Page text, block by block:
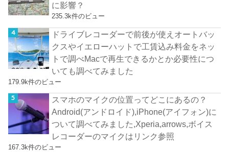
に影響？
235.3k件のビュー
ドライブレコーダーで前後が使えオートバッ
クスやイエローハットで工賃込み料金をネッ
トで調べMacで再生できるかとか必要性につ
いても調べてみました
179.9k件のビュー
スマホのマイクの位置ってどこにあるの？
Android(アンドロイド),iPhone(アイフォン)に
ついて調べてみました,Xperia,arrows,ボイス
レコーダーのマイクはリンク参照
167.3k件のビュー